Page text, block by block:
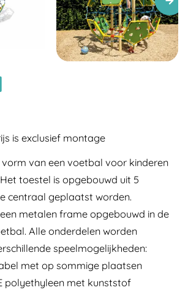
is exclusief montage
van een voetbal voor kinderen
toestel is opgebouwd uit 5
centraal geplaatst worden.
metalen frame opgebouwd in de
Alle onderdelen worden
speelmogelijkheden:
met op sommige plaatsen
polyethyleen met kunststof